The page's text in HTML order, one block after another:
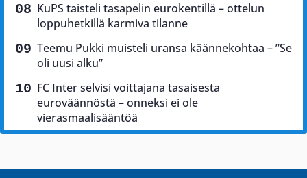
KuPS taisteli tasapelin eurokentillä – ottelun
loppuhetkillä karmiva tilanne
Teemu Pukki muisteli uransa käännekohtaa – ”Se
oli uusi alku”
FC Inter selvisi voittajana tasaisesta
euroväännöstä – onneksi ei ole
vierasmaalisääntöä